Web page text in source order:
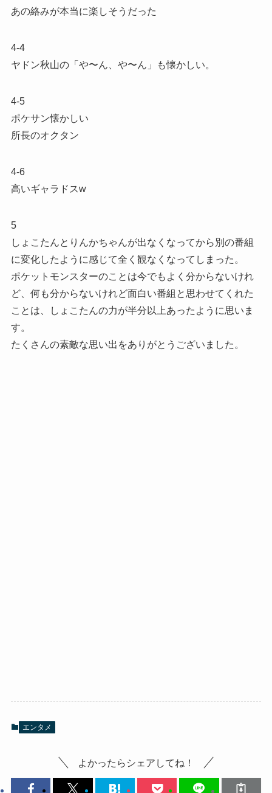
あの絡みが本当に楽しそうだった
4-4
ヤドン秋山の「や〜ん、や〜ん」も懐かしい。
4-5
ポケサン懐かしい
所長のオクタン
4-6
高いギャラドスw
5
しょこたんとりんかちゃんが出なくなってから別の番組
に変化したように感じて全く観なくなってしまった。
ポケットモンスターのことは今でもよく分からないけれ
ど、何も分からないけれど面白い番組と思わせてくれた
ことは、しょこたんの力が半分以上あったように思いま
す。
たくさんの素敵な思い出をありがとうございました。
エンタメ
よかったらシェアしてね！